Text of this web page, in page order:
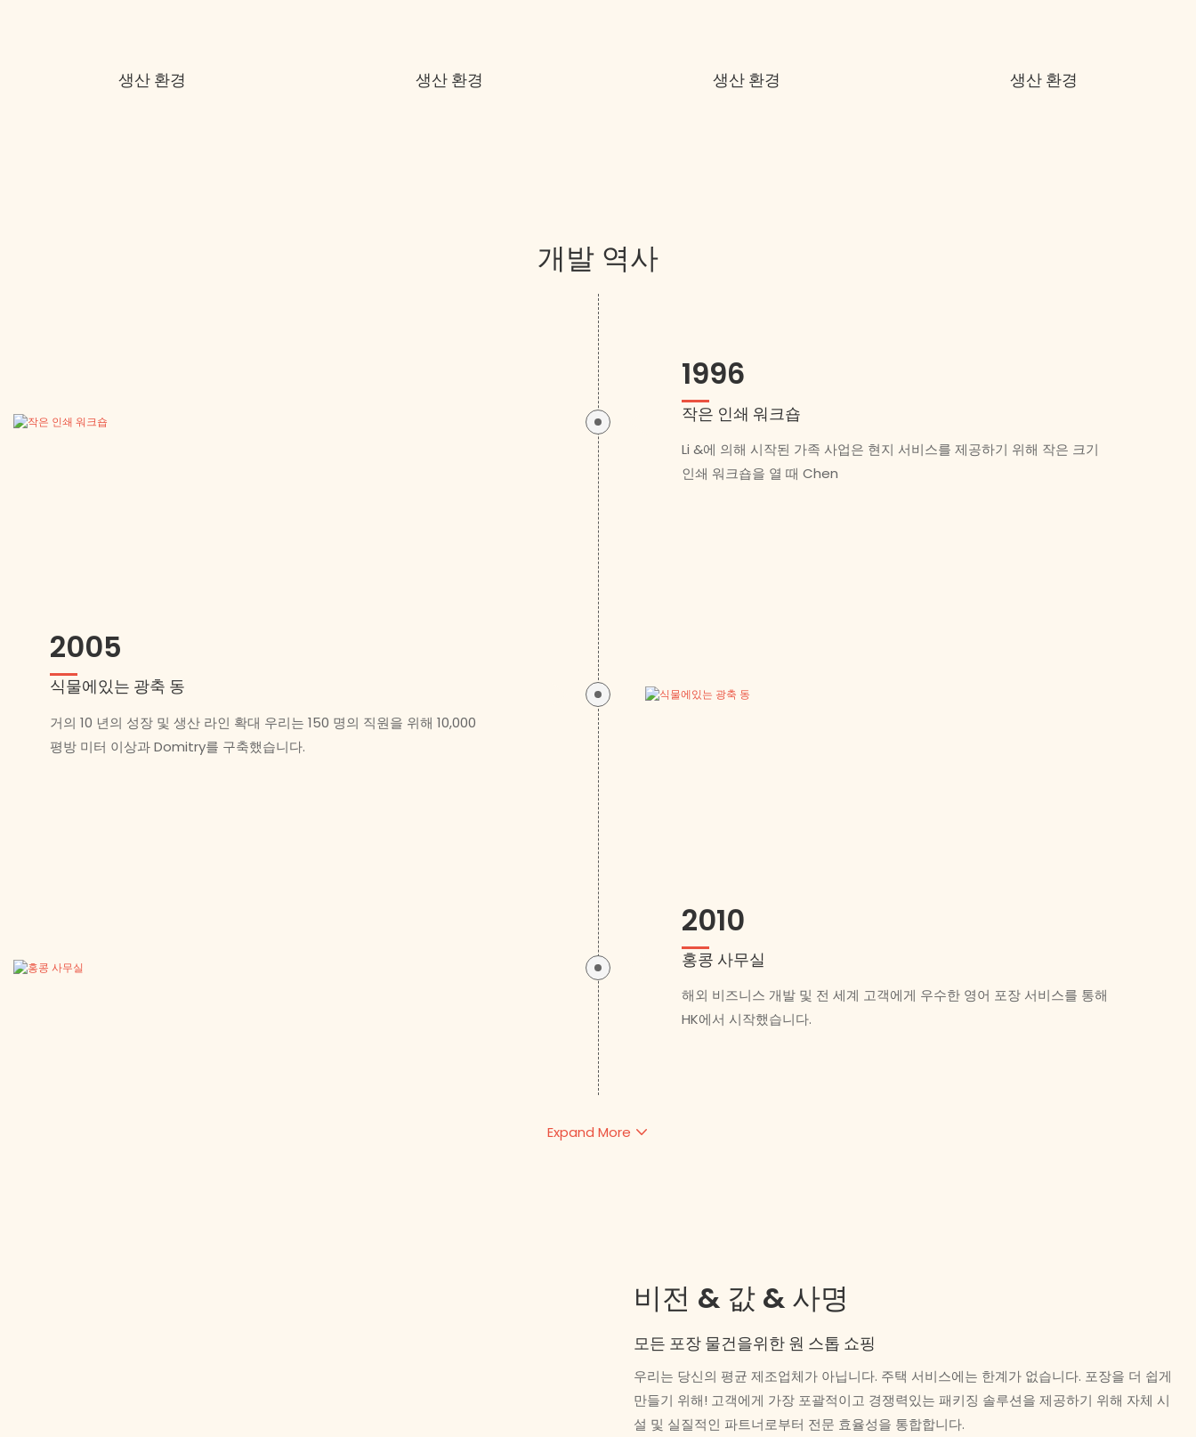
생산 환경 생산 환경 생산 환경 생산 환경
개발 역사
1996
작은 인쇄 워크숍
Li &에 의해 시작된 가족 사업은 현지 서비스를 제공하기 위해 작은 크기
인쇄 워크숍을 열 때 Chen
2005
식물에있는 광축 동
거의 10 년의 성장 및 생산 라인 확대 우리는 150 명의 직원을 위해 10,000
평방 미터 이상과 Domitry를 구축했습니다.
2010
홍콩 사무실
해외 비즈니스 개발 및 전 세계 고객에게 우수한 영어 포장 서비스를 통해
HK에서 시작했습니다.
Expand More
비전 & 값 & 사명
모든 포장 물건을위한 원 스톱 쇼핑
우리는 당신의 평균 제조업체가 아닙니다. 주택 서비스에는 한계가 없습니다. 포장을 더 쉽게
만들기 위해! 고객에게 가장 포괄적이고 경쟁력있는 패키징 솔루션을 제공하기 위해 자체 시
설 및 실질적인 파트너로부터 전문 효율성을 통합합니다.